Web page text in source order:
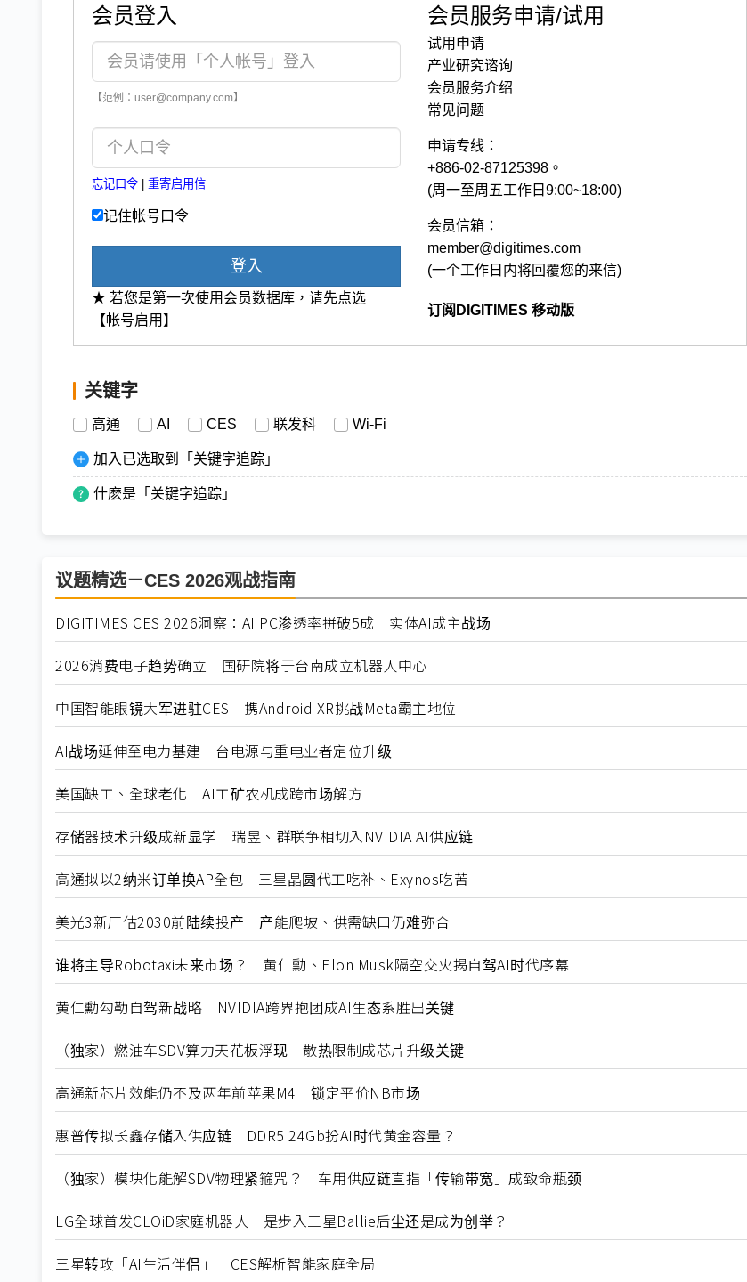
会员登入
【范例：user@company.com】
忘记口令 重寄启用信
记住帐号口令
登入
★ 若您是第一次使用会员数据库，请先点选
【帐号启用】
会员服务申请/试用
试用申请
产业研究谘询
会员服务介绍
常见问题
申请专线：
+886-02-87125398。
(周一至周五工作日9:00~18:00)
会员信箱：
member@digitimes.com
(一个工作日内将回覆您的来信)
订阅DIGITIMES 移动版
关键字
高通 AI CES 联发科 Wi-Fi
加入已选取到「关键字追踪」
什麽是「关键字追踪」
议题精选－CES 2026观战指南
DIGITIMES CES 2026洞察：AI PC渗透率拼破5成 实体AI成主战场
2026消费电子趋势确立 国研院将于台南成立机器人中心
中国智能眼镜大军进驻CES 携Android XR挑战Meta霸主地位
AI战场延伸至电力基建 台电源与重电业者定位升级
美国缺工、全球老化 AI工矿农机成跨市场解方
存储器技术升级成新显学 瑞昱、群联争相切入NVIDIA AI供应链
高通拟以2纳米订单换AP全包 三星晶圆代工吃补、Exynos吃苦
美光3新厂估2030前陆续投产 产能爬坡、供需缺口仍难弥合
谁将主导Robotaxi未来市场？ 黄仁勳、Elon Musk隔空交火揭自驾AI时代序幕
黄仁勳勾勒自驾新战略 NVIDIA跨界抱团成AI生态系胜出关键
（独家）燃油车SDV算力天花板浮现 散热限制成芯片升级关键
高通新芯片效能仍不及两年前苹果M4 锁定平价NB市场
惠普传拟长鑫存储入供应链 DDR5 24Gb扮AI时代黄金容量？
（独家）模块化能解SDV物理紧箍咒？ 车用供应链直指「传输带宽」成致命瓶颈
LG全球首发CLOiD家庭机器人 是步入三星Ballie后尘还是成为创举？
三星转攻「AI生活伴侣」 CES解析智能家庭全局